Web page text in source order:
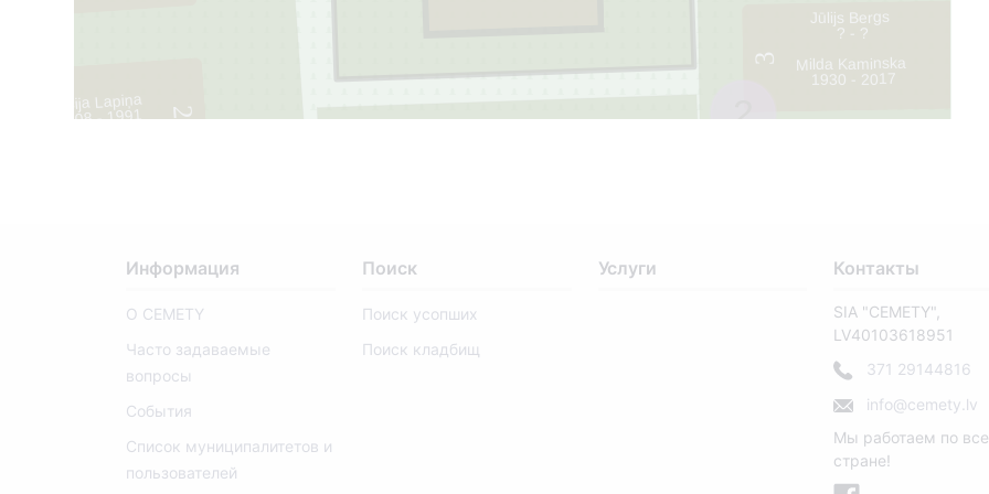
2
3
Lūcija Lapiņa
1908 - 1991
Jūlijs Bergs
? - ?
Milda Kaminska
1930 - 2017
2
Информация
О CEMETY
Часто задаваемые
вопросы
События
Список муниципалитетов и
пользователей
Поиск
Поиск усопших
Поиск кладбищ
Услуги Контакты
SIA "CEMETY",
LV40103618951
371 29144816
info@cemety.lv
Мы работаем по
стране!